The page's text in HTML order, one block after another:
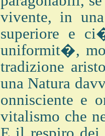
vivente, in
superiore e
uniformit�,
tradizione
una Natura
onnisciente e
vitalismo che